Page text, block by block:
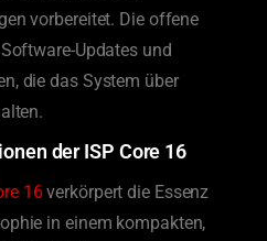
vorbereitet. Die offene
Updates und
die das System über
der ISP Core 16
16verkörpert die Essenz
in einem kompakten,